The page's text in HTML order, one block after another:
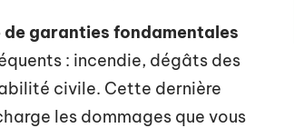
de garanties fondamentales
: incendie, dégâts des
civile. Cette dernière
les dommages que vous